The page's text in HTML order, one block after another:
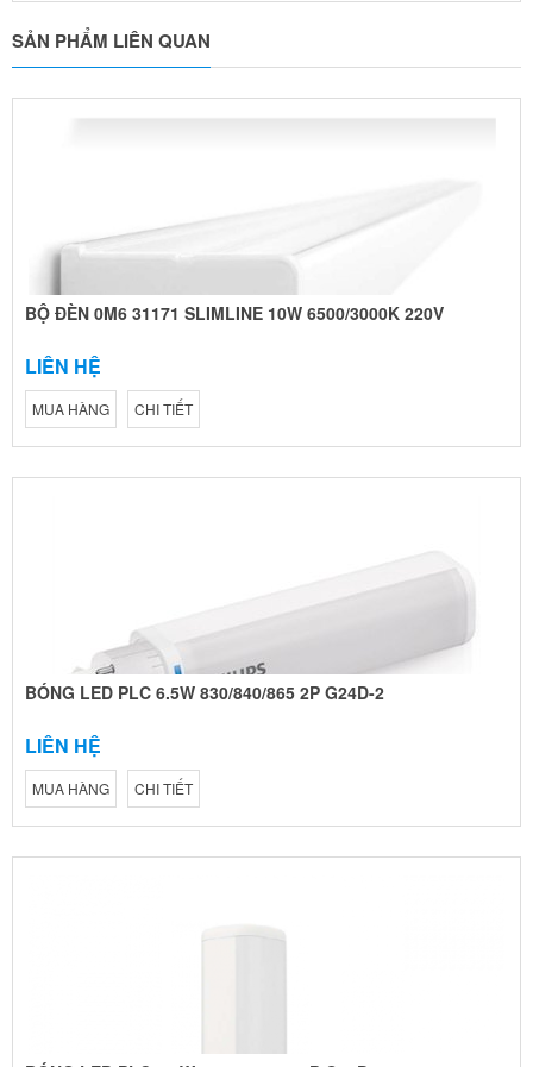
SẢN PHẨM LIÊN QUAN
BỘ ĐÈN 0M6 31171 SLIMLINE 10W 6500/3000K 220V
LIÊN HỆ
MUA HÀNG CHI TIẾT
BÓNG LED PLC 6.5W 830/840/865 2P G24D-2
LIÊN HỆ
MUA HÀNG CHI TIẾT